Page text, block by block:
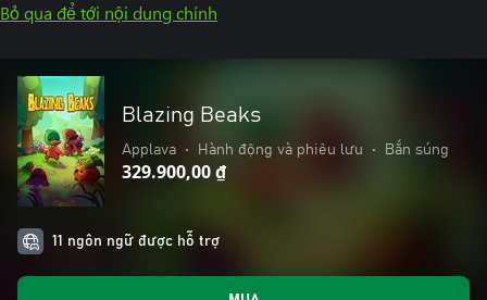
Bỏ qua để tới nội dung chính
Blazing Beaks
Applava • Hành động và phiêu lưu • Bắn súng
329.900,00 ₫
11 ngôn ngữ được hỗ trợ